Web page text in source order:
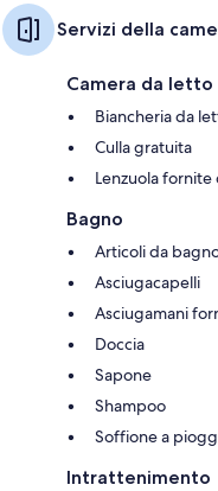
Servizi della
Camera da letto
Biancheria da
Culla gratuita
Lenzuola
Bagno
Articoli da
Asciugacapelli
Asciugamani
Doccia
Sapone
Shampoo
Soffione a
Intrattenimento